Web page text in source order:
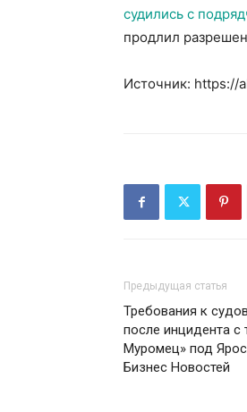
судились с
продлил
Источник: https://
Предыдущая статья
Требования к
после инцидента с
Муромец» под
Бизнес Новостей